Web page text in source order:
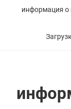
обработки на
информация о